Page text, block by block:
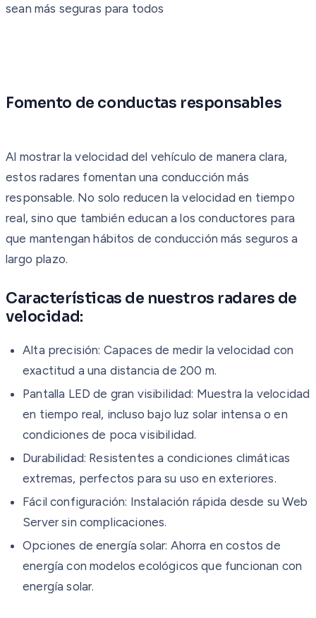
sean más seguras para todos
Fomento de conductas responsables
Al mostrar la velocidad del vehículo de manera clara,
estos radares fomentan una conducción más
responsable. No solo reducen la velocidad en tiempo
real, sino que también educan a los conductores para
que mantengan hábitos de conducción más seguros a
largo plazo.
Características de nuestros radares de
velocidad:
Alta precisión: Capaces de medir la velocidad con
exactitud a una distancia de 200 m.
Pantalla LED de gran visibilidad: Muestra la velocidad
en tiempo real, incluso bajo luz solar intensa o en
condiciones de poca visibilidad.
Durabilidad: Resistentes a condiciones climáticas
extremas, perfectos para su uso en exteriores.
Fácil configuración: Instalación rápida desde su Web
Server sin complicaciones.
Opciones de energía solar: Ahorra en costos de
energía con modelos ecológicos que funcionan con
energía solar.